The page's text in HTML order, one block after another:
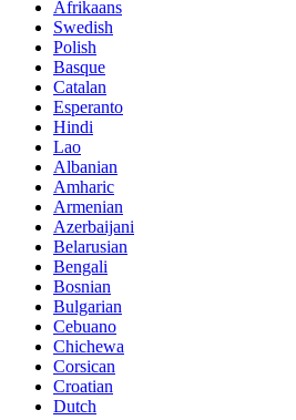
Afrikaans
Swedish
Polish
Basque
Catalan
Esperanto
Hindi
Lao
Albanian
Amharic
Armenian
Azerbaijani
Belarusian
Bengali
Bosnian
Bulgarian
Cebuano
Chichewa
Corsican
Croatian
Dutch